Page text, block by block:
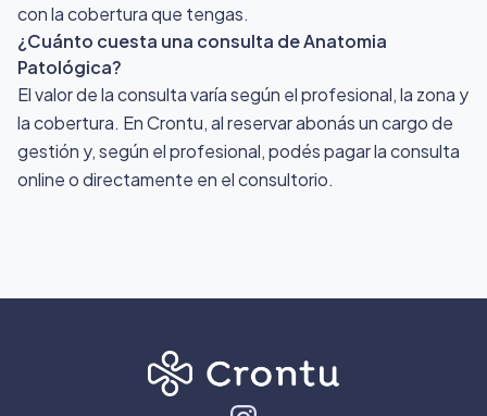
con la cobertura que tengas.
¿Cuánto cuesta una consulta de Anatomia
Patológica?
El valor de la consulta varía según el profesional, la zona y
la cobertura. En Crontu, al reservar abonás un cargo de
gestión y, según el profesional, podés pagar la consulta
online o directamente en el consultorio.